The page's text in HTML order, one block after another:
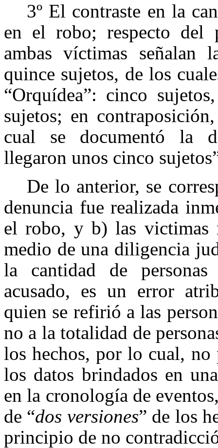
3º El contraste en la
en el robo; respecto del
ambas víctimas señalan
quince sujetos, de los
“Orquídea”: cinco
sujetos; en
cual se documentó la
llegaron unos cinco
De lo anterior, se
denuncia fue realizada
el robo, y b) las victimas
medio de una diligencia
la cantidad de
acusado, es un error
quien se refirió a las
no a la totalidad de
los hechos, por lo cual, no
los datos brindados en
en la cronología de
de “dos versiones” de los
principio de no